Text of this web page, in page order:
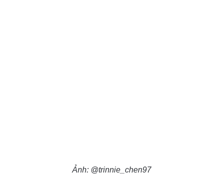
Ảnh: @trinnie_chen97